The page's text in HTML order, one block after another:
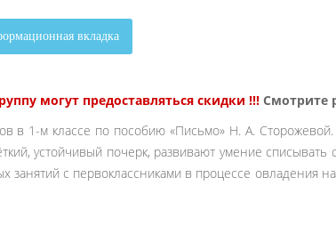
вкладка
могут предоставляться скидки !!! Смотрите
в 1-м классе по пособию «Письмо» Н. А.
устойчивый почерк, развивают умение списывать
с первоклассниками в процессе овладения